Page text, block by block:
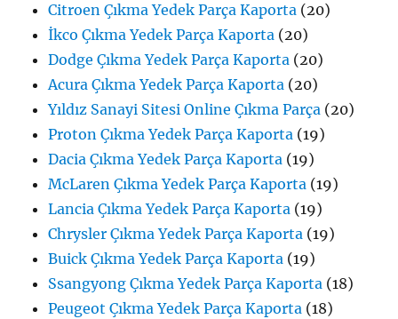
Citroen Çıkma Yedek Parça Kaporta (20)
İkco Çıkma Yedek Parça Kaporta (20)
Dodge Çıkma Yedek Parça Kaporta (20)
Acura Çıkma Yedek Parça Kaporta (20)
Yıldız Sanayi Sitesi Online Çıkma Parça (20)
Proton Çıkma Yedek Parça Kaporta (19)
Dacia Çıkma Yedek Parça Kaporta (19)
McLaren Çıkma Yedek Parça Kaporta (19)
Lancia Çıkma Yedek Parça Kaporta (19)
Chrysler Çıkma Yedek Parça Kaporta (19)
Buick Çıkma Yedek Parça Kaporta (19)
Ssangyong Çıkma Yedek Parça Kaporta (18)
Peugeot Çıkma Yedek Parça Kaporta (18)